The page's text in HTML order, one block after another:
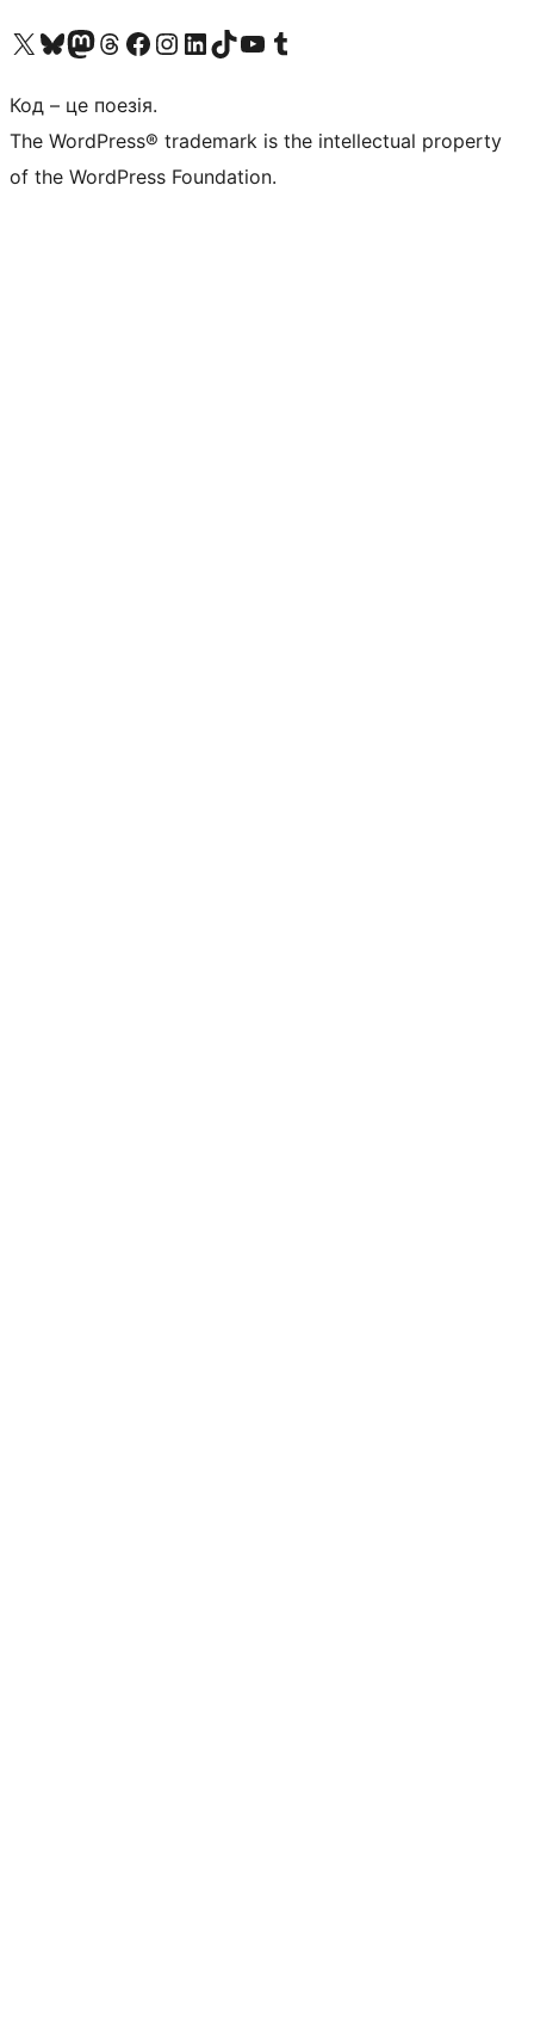
Visit our X (formerly Twitter) account
Visit our Bluesky account
Завітайте до нашої стрічки в Mastodon
Visit our Threads account
Завітайте на нашу сторінку в Facebook
Visit our Instagram account
Visit our LinkedIn account
Visit our TikTok account
Visit our YouTube channel
Visit our Tumblr account
Код – це поезія.
The WordPress® trademark is the intellectual property
of the WordPress Foundation.